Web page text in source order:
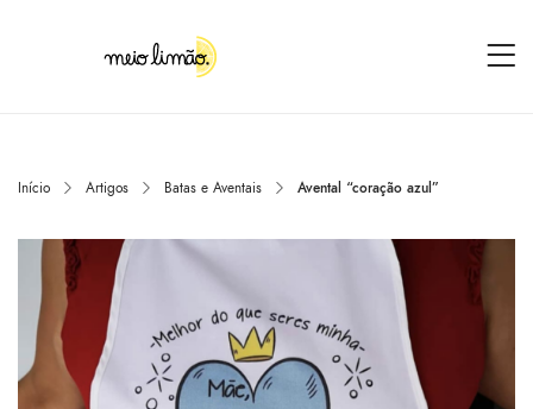
Início Artigos Batas e Aventais Avental “coração azul”